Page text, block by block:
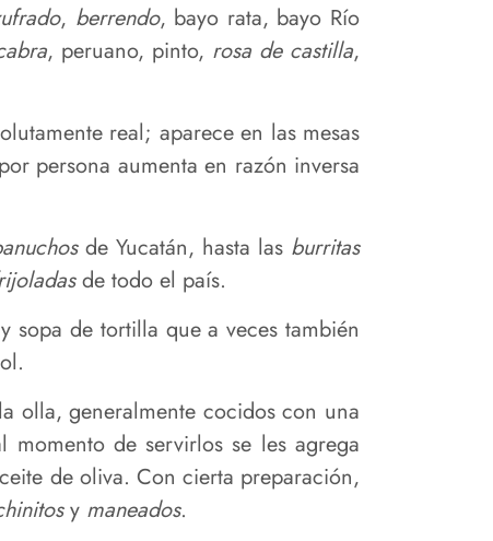
, berrendo, bayo rata, bayo Río
, peruano, pinto, rosa de castilla,
real; aparece en las mesas
persona aumenta en razón inversa
de Yucatán, hasta las burritas
de todo el país.
de tortilla que a veces también
olla, generalmente cocidos con una
de servirlos se les agrega
de oliva. Con cierta preparación,
y maneados.